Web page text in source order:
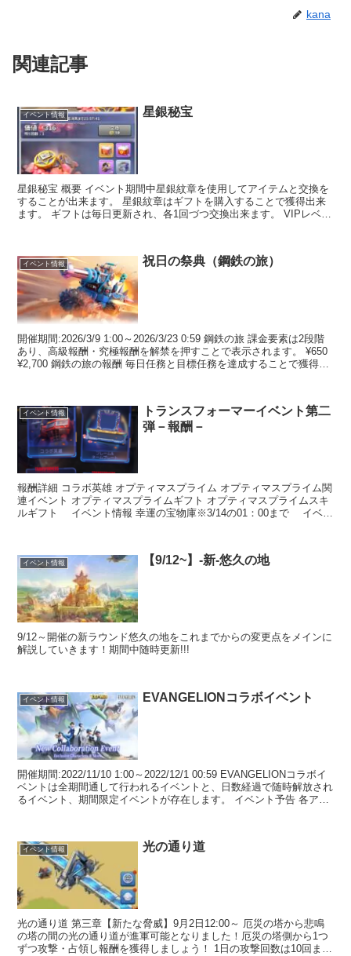
kana
関連記事
イベント情報 星銀秘宝
星銀秘宝 概要 イベント期間中星銀紋章を使用してアイテムと交換を
することが出来ます。 星銀紋章はギフトを購入することで獲得出来
ます。 ギフトは毎日更新され、各1回づつ交換出来ます。 VIPレベル
イベント情報 祝日の祭典（鋼鉄の旅）
開催期間:2026/3/9 1:00～2026/3/23 0:59 鋼鉄の旅 課金要素は2段階
あり、高級報酬・究極報酬を解禁を押すことで表示されます。 ¥650
¥2,700 鋼鉄の旅の報酬 毎日任務と目標任務を達成することで獲得で
イベント情報
トランスフォーマーイベント第二
弾－報酬－
報酬詳細 コラボ英雄 オプティマスプライム オプティマスプライム関
連イベント オプティマスプライムギフト オプティマスプライムスキ
ルギフト イベント情報 幸運の宝物庫※3/14の01：00まで イベン
イベント情報 【9/12~】-新-悠久の地
9/12～開催の新ラウンド悠久の地をこれまでからの変更点をメインに
解説していきます！期間中随時更新!!!
イベント情報 EVANGELIONコラボイベント
開催期間:2022/11/10 1:00～2022/12/1 00:59 EVANGELIONコラボイ
ベントは全期間通して行われるイベントと、日数経過で随時解放され
るイベント、期間限定イベントが存在します。 イベント予告 各アイ
イベント情報 光の通り道
光の通り道 第三章【新たな脅威】9月2日12:00～ 厄災の塔から悲鳴
の塔の間の光の通り道が進軍可能となりました！厄災の塔側から1つ
ずつ攻撃・占領し報酬を獲得しましょう！ 1日の攻撃回数は10回まで